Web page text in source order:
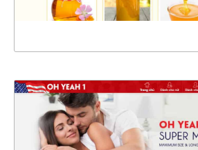
XEM THỰC TẾ